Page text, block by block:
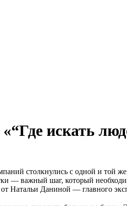
искать
столкнулись с одной и той
— важный шаг, который
Натальи Даниной — главного